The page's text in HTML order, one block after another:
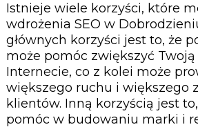
Istnieje wiele korzyści, które
wdrożenia SEO w
głównych korzyści jest to, że
może pomóc zwiększyć
Internecie, co z kolei może
większego ruchu i większego
klientów. Inną korzyścią jest
pomóc w budowaniu marki i